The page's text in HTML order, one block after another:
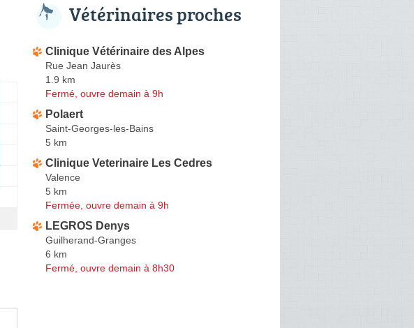
Vétérinaires proches
Clinique Vétérinaire des Alpes
Rue Jean Jaurès
1.9 km
Fermé, ouvre demain à 9h
Polaert
Saint-Georges-les-Bains
5 km
Clinique Veterinaire Les Cedres
Valence
5 km
Fermée, ouvre demain à 9h
LEGROS Denys
Guilherand-Granges
6 km
Fermé, ouvre demain à 8h30